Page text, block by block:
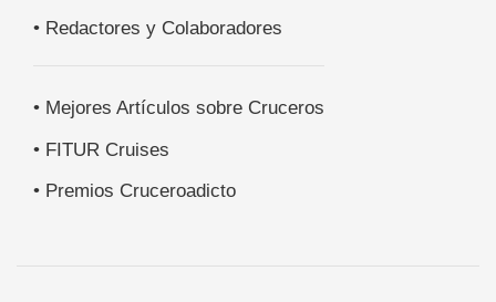
• Redactores y Colaboradores
• Mejores Artículos sobre Cruceros
• FITUR Cruises
• Premios Cruceroadicto